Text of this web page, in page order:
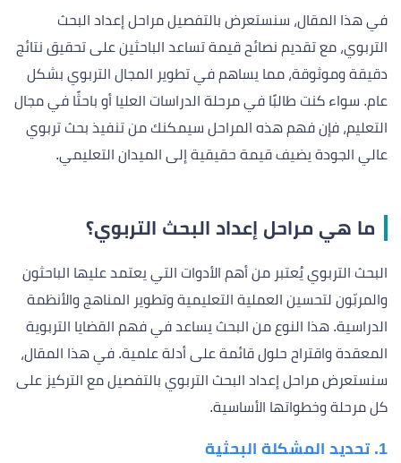
في هذا المقال، سنستعرض بالتفصيل مراحل إعداد البحث
التربوي، مع تقديم نصائح قيمة تساعد الباحثين على تحقيق نتائج
دقيقة وموثوقة، مما يساهم في تطوير المجال التربوي بشكل
عام. سواء كنت طالبًا في مرحلة الدراسات العليا أو باحثًا في مجال
التعليم، فإن فهم هذه المراحل سيمكنك من تنفيذ بحث تربوي
عالي الجودة يضيف قيمة حقيقية إلى الميدان التعليمي.
ما هي مراحل إعداد البحث التربوي؟
البحث التربوي يُعتبر من أهم الأدوات التي يعتمد عليها الباحثون
والمربّون لتحسين العملية التعليمية وتطوير المناهج والأنظمة
الدراسية. هذا النوع من البحث يساعد في فهم القضايا التربوية
المعقدة واقتراح حلول قائمة على أدلة علمية. في هذا المقال،
سنستعرض مراحل إعداد البحث التربوي بالتفصيل مع التركيز على
كل مرحلة وخطواتها الأساسية.
1. تحديد المشكلة البحثية